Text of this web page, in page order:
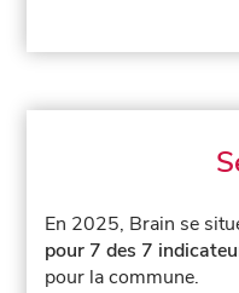
En 2025, Brain se
pour 7 des 7
pour la commune.